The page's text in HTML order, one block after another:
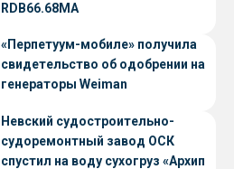
RDB66.68МА
«Перпетуум-мобиле» получила
свидетельство об одобрении на
генераторы Weiman
Невский судостроительно-
судоремонтный завод ОСК
спустил на воду сухогруз «Архип